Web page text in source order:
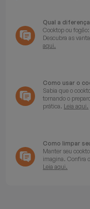
Qual a
Cooktop ou
Descubra as
aqui.
Como usar o
Sabia que o
tornando o
prática. Leia aqui.
Como limpar
Manter seu
imagina. Confira
Leia aqui.